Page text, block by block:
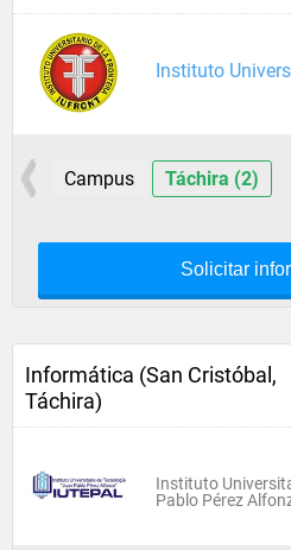
Instituto
Campus Táchira (2)
Solicitar
Informática (San Cristóbal,
Táchira)
Instituto
Pablo Pérez